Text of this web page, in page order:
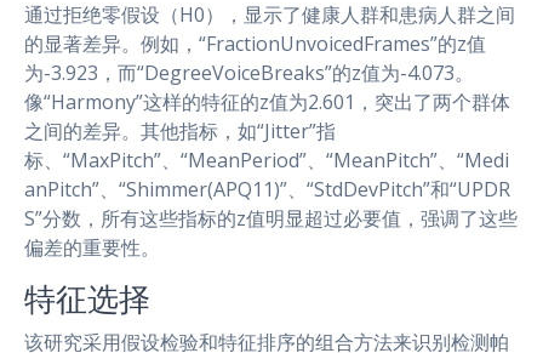
通过拒绝零假设（H0），显示了健康人群和患病人群之间
的显著差异。例如，“FractionUnvoicedFrames”的z值
为-3.923，而“DegreeVoiceBreaks”的z值为-4.073。
像“Harmony”这样的特征的z值为2.601，突出了两个群体
之间的差异。其他指标，如“Jitter”指
标、“MaxPitch”、“MeanPeriod”、“MeanPitch”、“Medi
anPitch”、“Shimmer(APQ11)”、“StdDevPitch”和“UPDR
S”分数，所有这些指标的z值明显超过必要值，强调了这些
偏差的重要性。
特征选择
该研究采用假设检验和特征排序的组合方法来识别检测帕